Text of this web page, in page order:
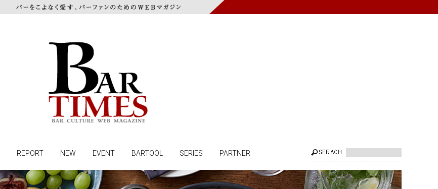
REPORT NEW EVENT BARTOOL SERIES PARTNER